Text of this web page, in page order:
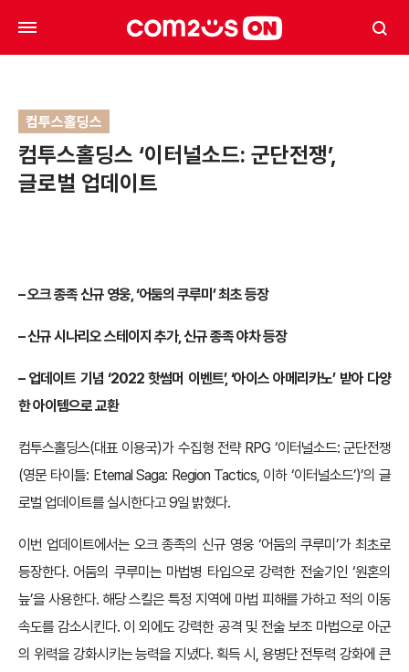
컴투스홀딩스
컴투스홀딩스 ‘이터널소드: 군단전쟁’,
글로벌 업데이트
– 오크 종족 신규 영웅, ‘어둠의 쿠루미’ 최초 등장
– 신규 시나리오 스테이지 추가, 신규 종족 야차 등장
– 업데이트 기념 ‘2022 핫썸머 이벤트’, ‘아이스 아메리카노’ 받아 다양
한 아이템으로 교환
컴투스홀딩스(대표 이용국)가 수집형 전략 RPG ‘이터널소드: 군단전쟁
(영문 타이틀: Eternal Saga: Region Tactics, 이하 ‘이터널소드’)’의 글
로벌 업데이트를 실시한다고 9일 밝혔다.
이번 업데이트에서는 오크 종족의 신규 영웅 ‘어둠의 쿠루미’가 최초로
등장한다. 어둠의 쿠루미는 마법병 타입으로 강력한 전술기인 ‘원혼의
늪’을 사용한다. 해당 스킬은 특정 지역에 마법 피해를 가하고 적의 이동
속도를 감소시킨다. 이 외에도 강력한 공격 및 전술 보조 마법으로 아군
의 위력을 강화시키는 능력을 지녔다. 획득 시, 용병단 전투력 강화에 큰